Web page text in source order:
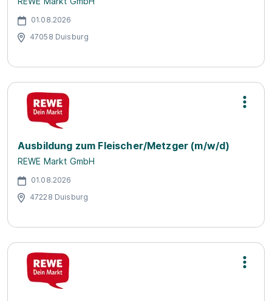
01.08.2026
47058 Duisburg
Ausbildung zum Fleischer/Metzger (m/w/d)
REWE Markt GmbH
01.08.2026
47228 Duisburg